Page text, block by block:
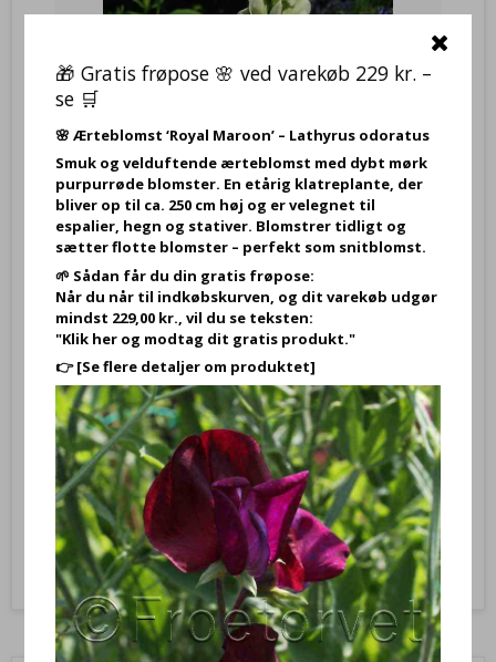
Lupinus polyphyllus Noble Maiden- Staudelupin. (ca. 40 frø)
VB37321
Frø af Lupinus polyphyllus Noble Maiden- Staudelupin.
27,95 DKK
Vis produkt
🎁 Gratis frøpose 🌸 ved varekøb 229 kr. –
se 🛒
🌸 Ærteblomst ‘Royal Maroon’ – Lathyrus odoratus
Smuk og velduftende ærteblomst med dybt mørk
purpurrøde blomster. En etårig klatreplante, der
bliver op til ca. 250 cm høj og er velegnet til
espalier, hegn og stativer. Blomstrer tidligt og
sætter flotte blomster – perfekt som snitblomst.
🌱 Sådan får du din gratis frøpose:
Når du når til indkøbskurven, og dit varekøb udgør
mindst 229,00 kr., vil du se teksten:
"Klik her og modtag dit gratis produkt."
👉[Se flere detaljer om produktet]